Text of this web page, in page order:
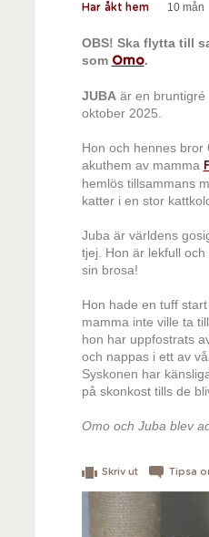
Har åkt hem 10 mån
OBS! Ska flytta till
som Omo.
JUBA är en bruntigré
oktober 2025.
Hon och hennes bror
akuthem av mamma
hemlös tillsammans
katter i en stor
Juba är världens
tjej. Hon är lekfull
sin brosa!
Hon hade en tuff
mamma inte ville ta
hon har uppfostrats
och nappas i ett av
Syskonen har
på skonkost tills de
Omo och Juba blev
Skriv ut Tipsa